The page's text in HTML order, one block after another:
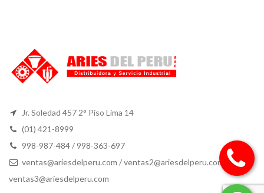
Jr. Soledad 457 2° Piso Lima 14
(01) 421-8999
998-987-484 / 998-363-697
ventas@ariesdelperu.com /ventas2@ariesdelperu.com
ventas3@ariesdelperu.com